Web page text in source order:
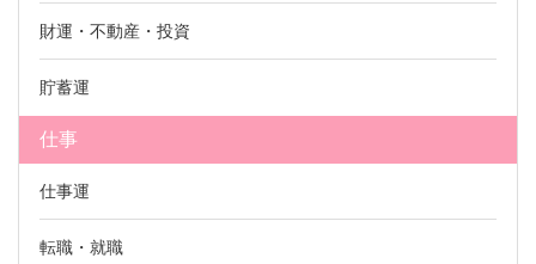
財運・不動産・投資
貯蓄運
仕事
仕事運
転職・就職